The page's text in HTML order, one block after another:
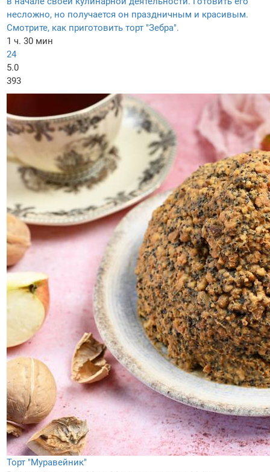
несложно, но получается он праздничным и красивым.
Смотрите, как приготовить торт "Зебра".
1 ч. 30 мин
24
5.0
393
Торт "Муравейник"